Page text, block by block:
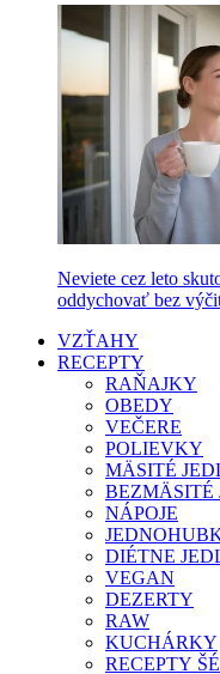
Neviete cez leto
oddychovať bez
VZŤAHY
RECEPTY
RAŇAJKY
OBEDY
VEČERE
POLIEVKY
MÄSITÉ
BEZMÄSITÉ
NÁPOJE
DIÉTNE
VEGAN
DEZERTY
RAW
KUCHÁRKY
RECEPTY